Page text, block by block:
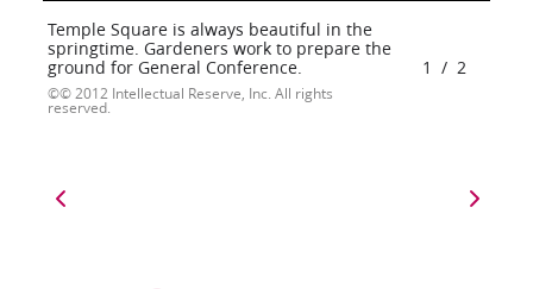
Temple Square is always beautiful in the
springtime. Gardeners work to prepare the
ground for General Conference.
© 2012 Intellectual Reserve, Inc. All rights
reserved.
1 / 2